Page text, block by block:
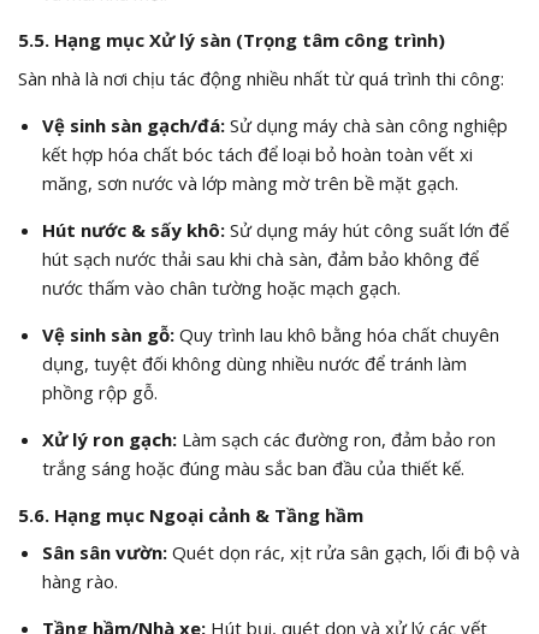
5.5. Hạng mục Xử lý sàn (Trọng tâm công trình)
Sàn nhà là nơi chịu tác động nhiều nhất từ quá trình thi công:
Vệ sinh sàn gạch/đá:Sử dụng máy chà sàn công nghiệp
kết hợp hóa chất bóc tách để loại bỏ hoàn toàn vết xi
măng, sơn nước và lớp màng mờ trên bề mặt gạch.
Hút nước & sấy khô:Sử dụng máy hút công suất lớn để
hút sạch nước thải sau khi chà sàn, đảm bảo không để
nước thấm vào chân tường hoặc mạch gạch.
Vệ sinh sàn gỗ:Quy trình lau khô bằng hóa chất chuyên
dụng, tuyệt đối không dùng nhiều nước để tránh làm
phồng rộp gỗ.
Xử lý ron gạch:Làm sạch các đường ron, đảm bảo ron
trắng sáng hoặc đúng màu sắc ban đầu của thiết kế.
5.6. Hạng mục Ngoại cảnh & Tầng hầm
Sân sân vườn:Quét dọn rác, xịt rửa sân gạch, lối đi bộ và
hàng rào.
Tầng hầm/Nhà xe:Hút bụi, quét dọn và xử lý các vết